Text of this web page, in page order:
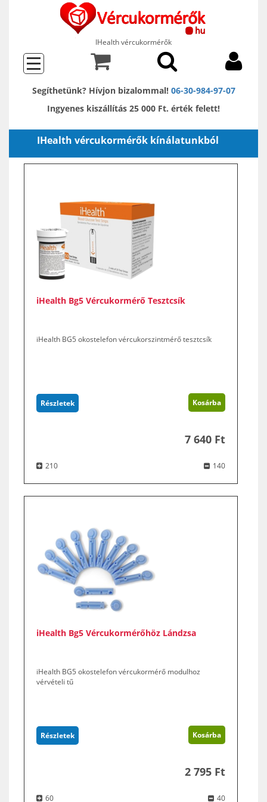
IHealth vércukormérők
Segíthetünk? Hívjon bizalommal! 06-30-984-97-07
Ingyenes kiszállítás 25 000 Ft. érték felett!
IHealth vércukormérők kínálatunkból
iHealth Bg5 Vércukormérő Tesztcsík
iHealth BG5 okostelefon vércukorszintmérő tesztcsík
Részletek Kosárba
7 640 Ft
210 140
iHealth Bg5 Vércukormérőhöz Lándzsa
iHealth BG5 okostelefon vércukormérő modulhoz
vérvételi tű
Részletek Kosárba
2 795 Ft
60 40